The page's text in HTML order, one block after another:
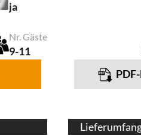
ja
Nr. Gäste
9-11